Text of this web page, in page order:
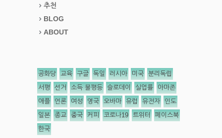
추천
BLOG
ABOUT
공화당 교육 구글 독일 러시아 미국 분리독립
서평 선거 소득 불평등 슬로데이 실업률 아마존
애플 언론 여성 영국 오바마 유럽 유전자 인도
일본 종교 중국 커피 코로나19 트위터 페이스북
한국